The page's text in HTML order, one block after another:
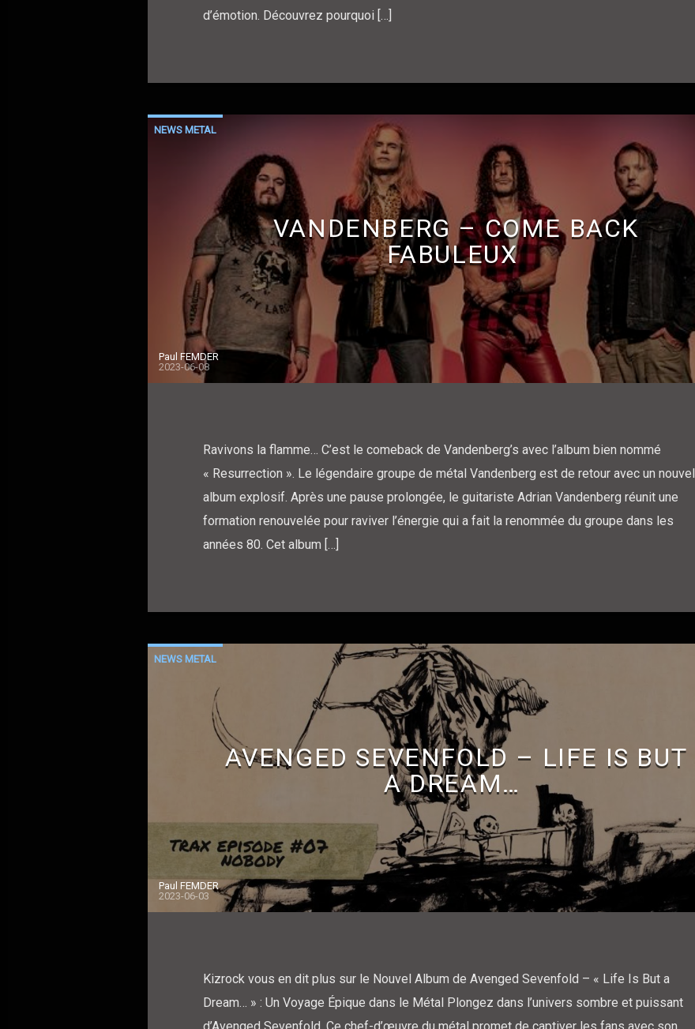
d’émotion. Découvrez pourquoi […]
NEWS METAL
VANDENBERG – COME BACK
FABULEUX
Paul FEMDER
2023-06-08
Ravivons la flamme… C’est le comeback de Vandenberg’s avec l’album bien nommé
« Resurrection ». Le légendaire groupe de métal Vandenberg est de retour avec un nouvel
album explosif. Après une pause prolongée, le guitariste Adrian Vandenberg réunit une
formation renouvelée pour raviver l’énergie qui a fait la renommée du groupe dans les
années 80. Cet album […]
NEWS METAL
AVENGED SEVENFOLD – LIFE IS BUT
A DREAM…
Paul FEMDER
2023-06-03
Kizrock vous en dit plus sur le Nouvel Album de Avenged Sevenfold – « Life Is But a
Dream… » : Un Voyage Épique dans le Métal Plongez dans l’univers sombre et puissant